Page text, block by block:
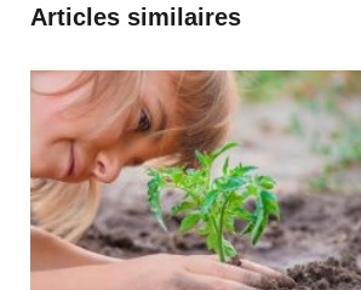
Articles similaires